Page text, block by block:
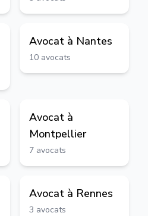
Avocat à Nantes
10 avocats
Avocat à
Montpellier
7 avocats
Avocat à Rennes
3 avocats